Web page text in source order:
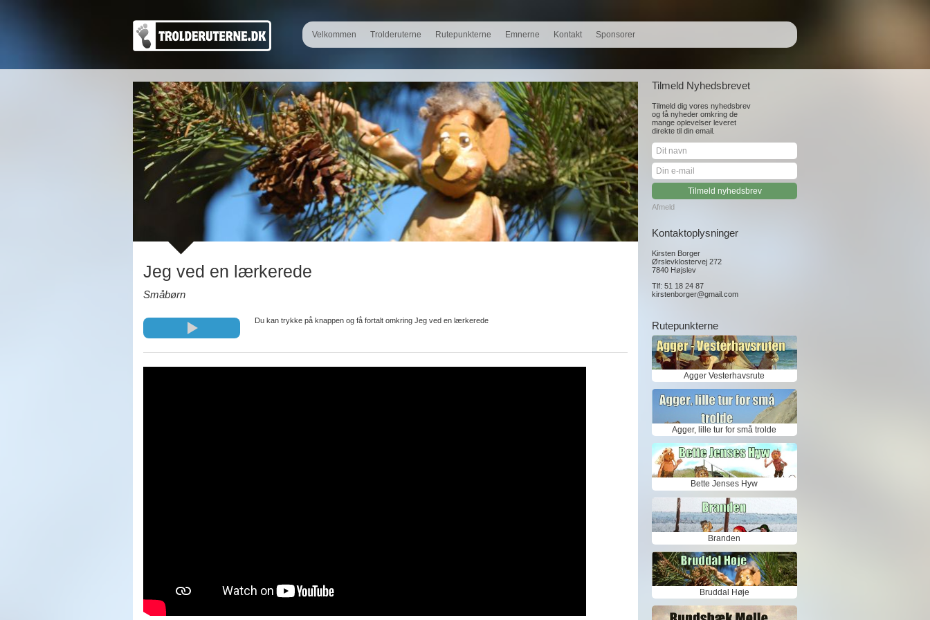
Jeg ved en lærkerede
Småbørn
Du kan trykke på knappen og få fortalt omkring Jeg ved en lærkerede
Velkommen Trolderuterne Rutepunkterne Emnerne Kontakt Sponsorer
Tilmeld Nyhedsbrevet
Tilmeld dig vores nyhedsbrev
og få nyheder omkring de
mange oplevelser leveret
direkte til din email.
Afmeld
Kontaktoplysninger
Kirsten Borger
Ørslevklostervej 272
7840 Højslev
Tlf: 51 18 24 87
kirstenborger@gmail.com
Rutepunkterne
Agger Vesterhavsrute
Agger, lille tur for små trolde
Bette Jenses Hyw
Branden
Bruddal Høje